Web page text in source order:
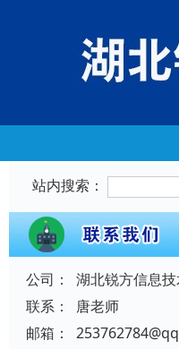
站内搜索：
公司：
湖北锐方信息
联系：
唐老师
邮箱：